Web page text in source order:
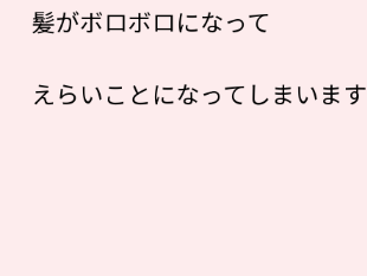
髪がボロボロになって
えらいことになってしまいます